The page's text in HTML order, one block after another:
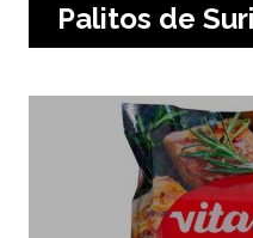
Palitos de